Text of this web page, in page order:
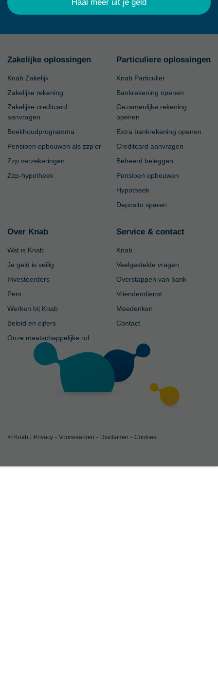
Haal meer uit je geld
Zakelijke oplossingen
Knab Zakelijk
Zakelijke rekening
Zakelijke creditcard
aanvragen
Boekhoudprogramma
Pensioen opbouwen als zzp'er
Zzp verzekeringen
Zzp-hypotheek
Particuliere oplossingen
Knab Particulier
Bankrekening openen
Gezamenlijke rekening
openen
Extra bankrekening openen
Creditcard aanvragen
Beheerd beleggen
Pensioen opbouwen
Hypotheek
Deposito sparen
Over Knab
Wat is Knab
Je geld is veilig
Investeerders
Pers
Werken bij Knab
Beleid en cijfers
Onze maatschappelijke rol
Service & contact
Knab
Veelgestelde vragen
Overstappen van bank
Vriendendienst
Meedenken
Contact
© Knab Privacy - Voorwaarden - Disclaimer - Cookies